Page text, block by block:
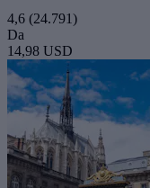
4,6 (24.791)
Da
14,98 USD